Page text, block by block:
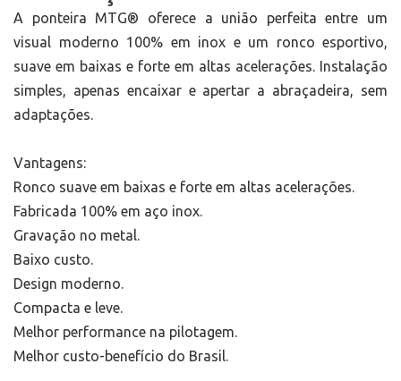
A ponteira MTG® oferece a união perfeita entre um
visual moderno 100% em inox e um ronco esportivo,
suave em baixas e forte em altas acelerações. Instalação
simples, apenas encaixar e apertar a abraçadeira, sem
adaptações.
Vantagens:
Ronco suave em baixas e forte em altas acelerações.
Fabricada 100% em aço inox.
Gravação no metal.
Baixo custo.
Design moderno.
Compacta e leve.
Melhor performance na pilotagem.
Melhor custo-benefício do Brasil.